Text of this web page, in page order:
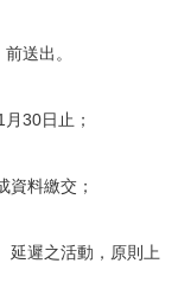
送出。
30日止；
料繳交；
延遲之活動，原則上